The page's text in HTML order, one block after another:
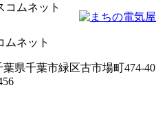
ムネット
県千葉市緑区古市場町474-40